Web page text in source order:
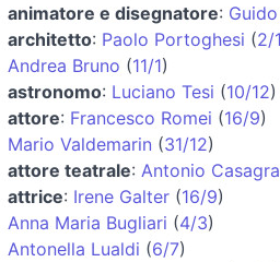
animatore e disegnatore:
architetto: Paolo Portoghesi (2/
Andrea Bruno (11/1)
astronomo: Luciano Tesi (10/12)
attore: Francesco Romei (16/9)
Mario Valdemarin (31/12)
attore teatrale: Antonio
attrice: Irene Galter (16/9)
Anna Maria Bugliari (4/3)
Antonella Lualdi (6/7)